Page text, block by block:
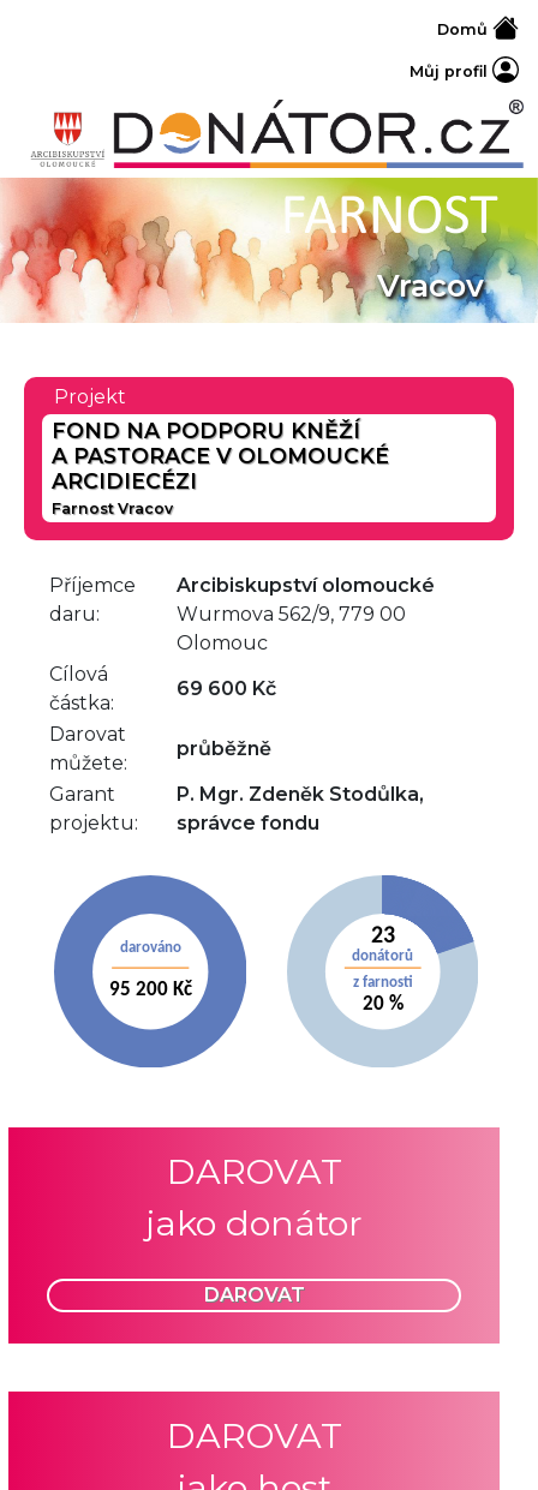
Domů
Můj profil
Vracov
Projekt
FOND NA PODPORU KNĚŽÍ
A PASTORACE V OLOMOUCKÉ
ARCIDIECÉZI
Farnost Vracov
Příjemce
daru:
Arcibiskupství olomoucké
Wurmova 562/9, 779 00
Olomouc
Cílová
částka:
69 600 Kč
Darovat
můžete:
průběžně
Garant
projektu:
P. Mgr. Zdeněk Stodůlka,
správce fondu
DAROVAT
jako donátor
DAROVAT
DAROVAT